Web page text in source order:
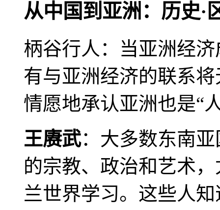
从中国到亚洲：历史·
柄谷行人：当亚洲经
有与亚洲经济的联系
情愿地承认亚洲也是“
王赓武：大多数东南
的宗教、政治和艺术
兰世界学习。这些人